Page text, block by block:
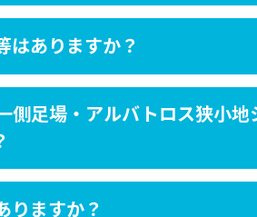
はありますか？
足場・アルバトロス狭小
りますか？